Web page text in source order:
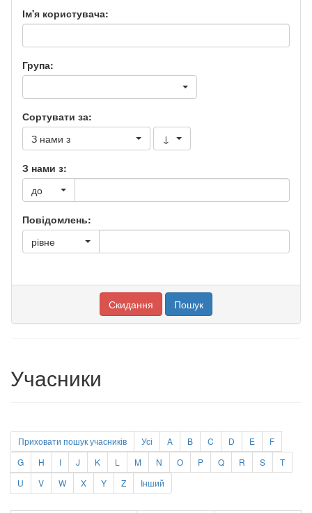
Ім'я користувача:
Група:
Сортувати за:
З нами з
↓
З нами з:
до
Повідомлень:
рівне
Учасники
Приховати пошук учасників Усі A B C D E
F
G
H I J K L M N O P Q R S
T
U
V W X Y Z Інший